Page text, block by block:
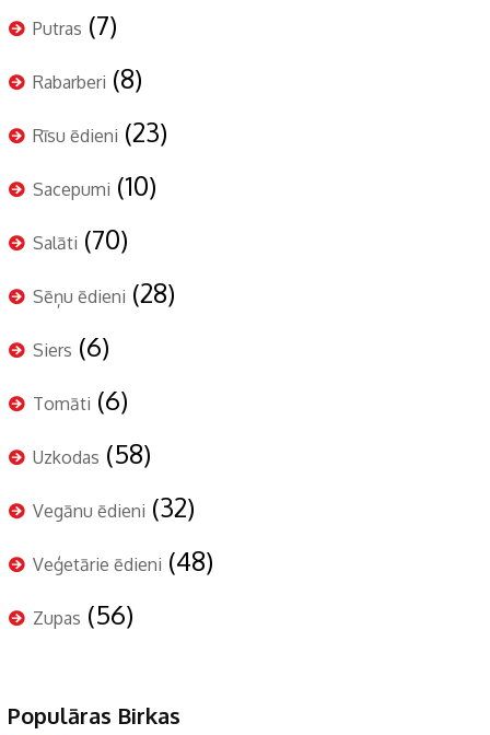
Putras (7)
Rabarberi (8)
Rīsu ēdieni (23)
Sacepumi (10)
Salāti (70)
Sēņu ēdieni (28)
Siers (6)
Tomāti (6)
Uzkodas (58)
Vegānu ēdieni (32)
Veģetārie ēdieni (48)
Zupas (56)
Populāras Birkas